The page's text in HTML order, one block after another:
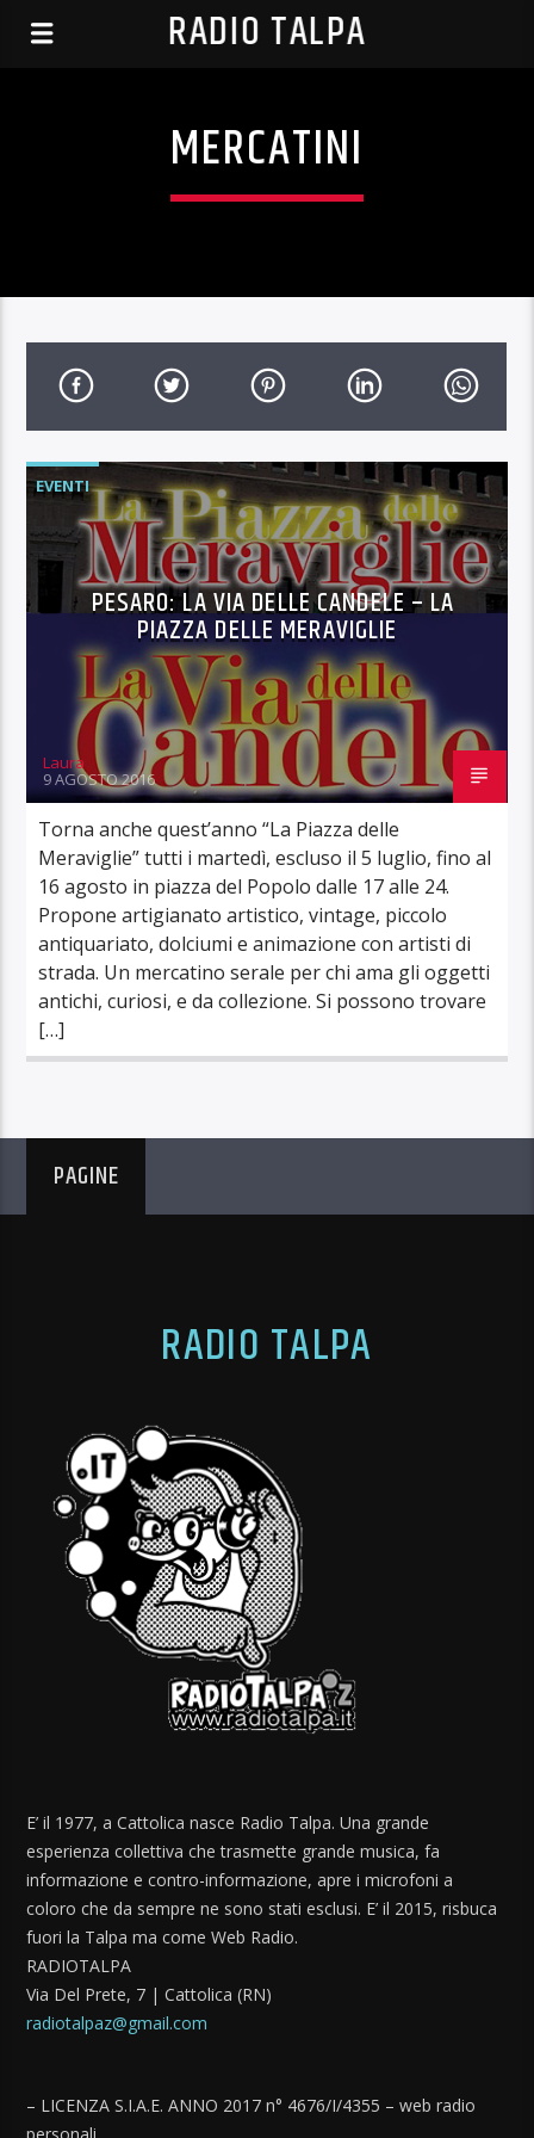
RADIO TALPA
MERCATINI
EVENTI
PESARO: LA VIA DELLE CANDELE – LA
PIAZZA DELLE MERAVIGLIE
Laura
9 AGOSTO 2016
Torna anche quest’anno “La Piazza delle
Meraviglie” tutti i martedì, escluso il 5 luglio, fino al
16 agosto in piazza del Popolo dalle 17 alle 24.
Propone artigianato artistico, vintage, piccolo
antiquariato, dolciumi e animazione con artisti di
strada. Un mercatino serale per chi ama gli oggetti
antichi, curiosi, e da collezione. Si possono trovare
[…]
PAGINE
RADIO TALPA
E’ il 1977, a Cattolica nasce Radio Talpa. Una grande
esperienza collettiva che trasmette grande musica, fa
informazione e contro-informazione, apre i microfoni a
coloro che da sempre ne sono stati esclusi. E’ il 2015, risbuca
fuori la Talpa ma come Web Radio.
RADIOTALPA
Via Del Prete, 7 | Cattolica (RN)
radiotalpaz@gmail.com
– LICENZA S.I.A.E. ANNO 2017 n° 4676/I/4355 – web radio